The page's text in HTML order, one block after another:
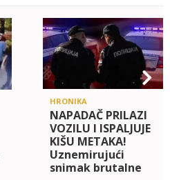
HRONIKA
NAPADAČ PRILAZI
VOZILU I ISPALJUJE
KIŠU METAKA!
Uznemirujući
snimak brutalne